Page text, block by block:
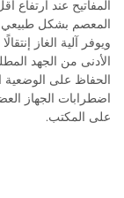
المفاتيح عند ارتفاع
المعصم بشكل طبيعي
ويوفر آلية الغاز
الأدنى من الجهد
الحفاظ على
اضطرابات الجهاز
على المكتب.